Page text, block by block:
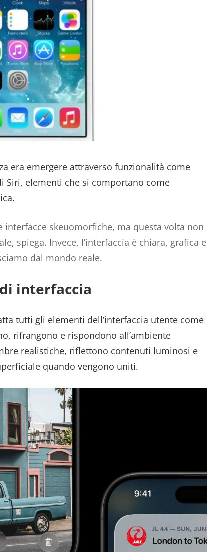
era emergere attraverso funzionalità come
Siri, elementi che si comportano come
skeuomorfiche, ma questa volta non
spiega. Invece, l’interfaccia è chiara, grafica e
dal mondo reale.
interfaccia
tutti gli elementi dell’interfaccia utente come
rifrangono e rispondono all’ambiente
realistiche, riflettono contenuti luminosi e
quando vengono uniti.